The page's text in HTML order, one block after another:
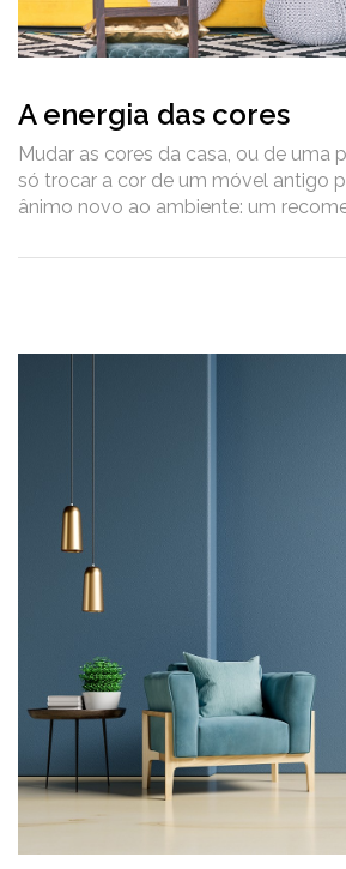
A energia das cores
Mudar as cores da casa, ou de uma
só trocar a cor de um móvel antigo
ânimo novo ao ambiente: um